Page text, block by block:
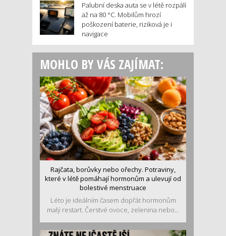
Palubní deska auta se v létě rozpálí
až na 80 °C. Mobilům hrozí
poškození baterie, riziková je i
navigace
MOHLO BY VÁS ZAJÍMAT:
Rajčata, borůvky nebo ořechy. Potraviny,
které v létě pomáhají hormonům a ulevují od
bolestivé menstruace
Léto je ideálním časem dopřát hormonům
malý restart. Čerstvé ovoce, zelenina nebo...